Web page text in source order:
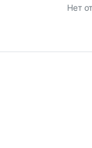
Нет